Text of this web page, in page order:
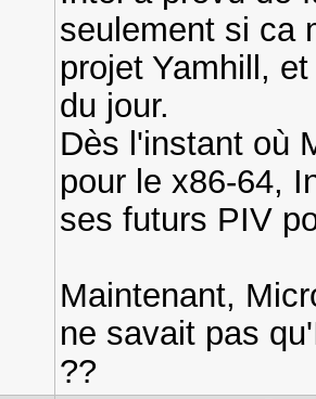
seulement si ca
projet Yamhill,
du jour.
Dès l'instant où
pour le x86-64,
ses futurs PIV
Maintenant,
ne savait pas
??